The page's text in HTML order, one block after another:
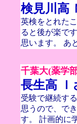
検見川高
英検をとれた
ると後が楽で
思います。 あ
千葉大(薬学
長生高 Ｉ
受験で継続す
思うので、で
す。 計画的に